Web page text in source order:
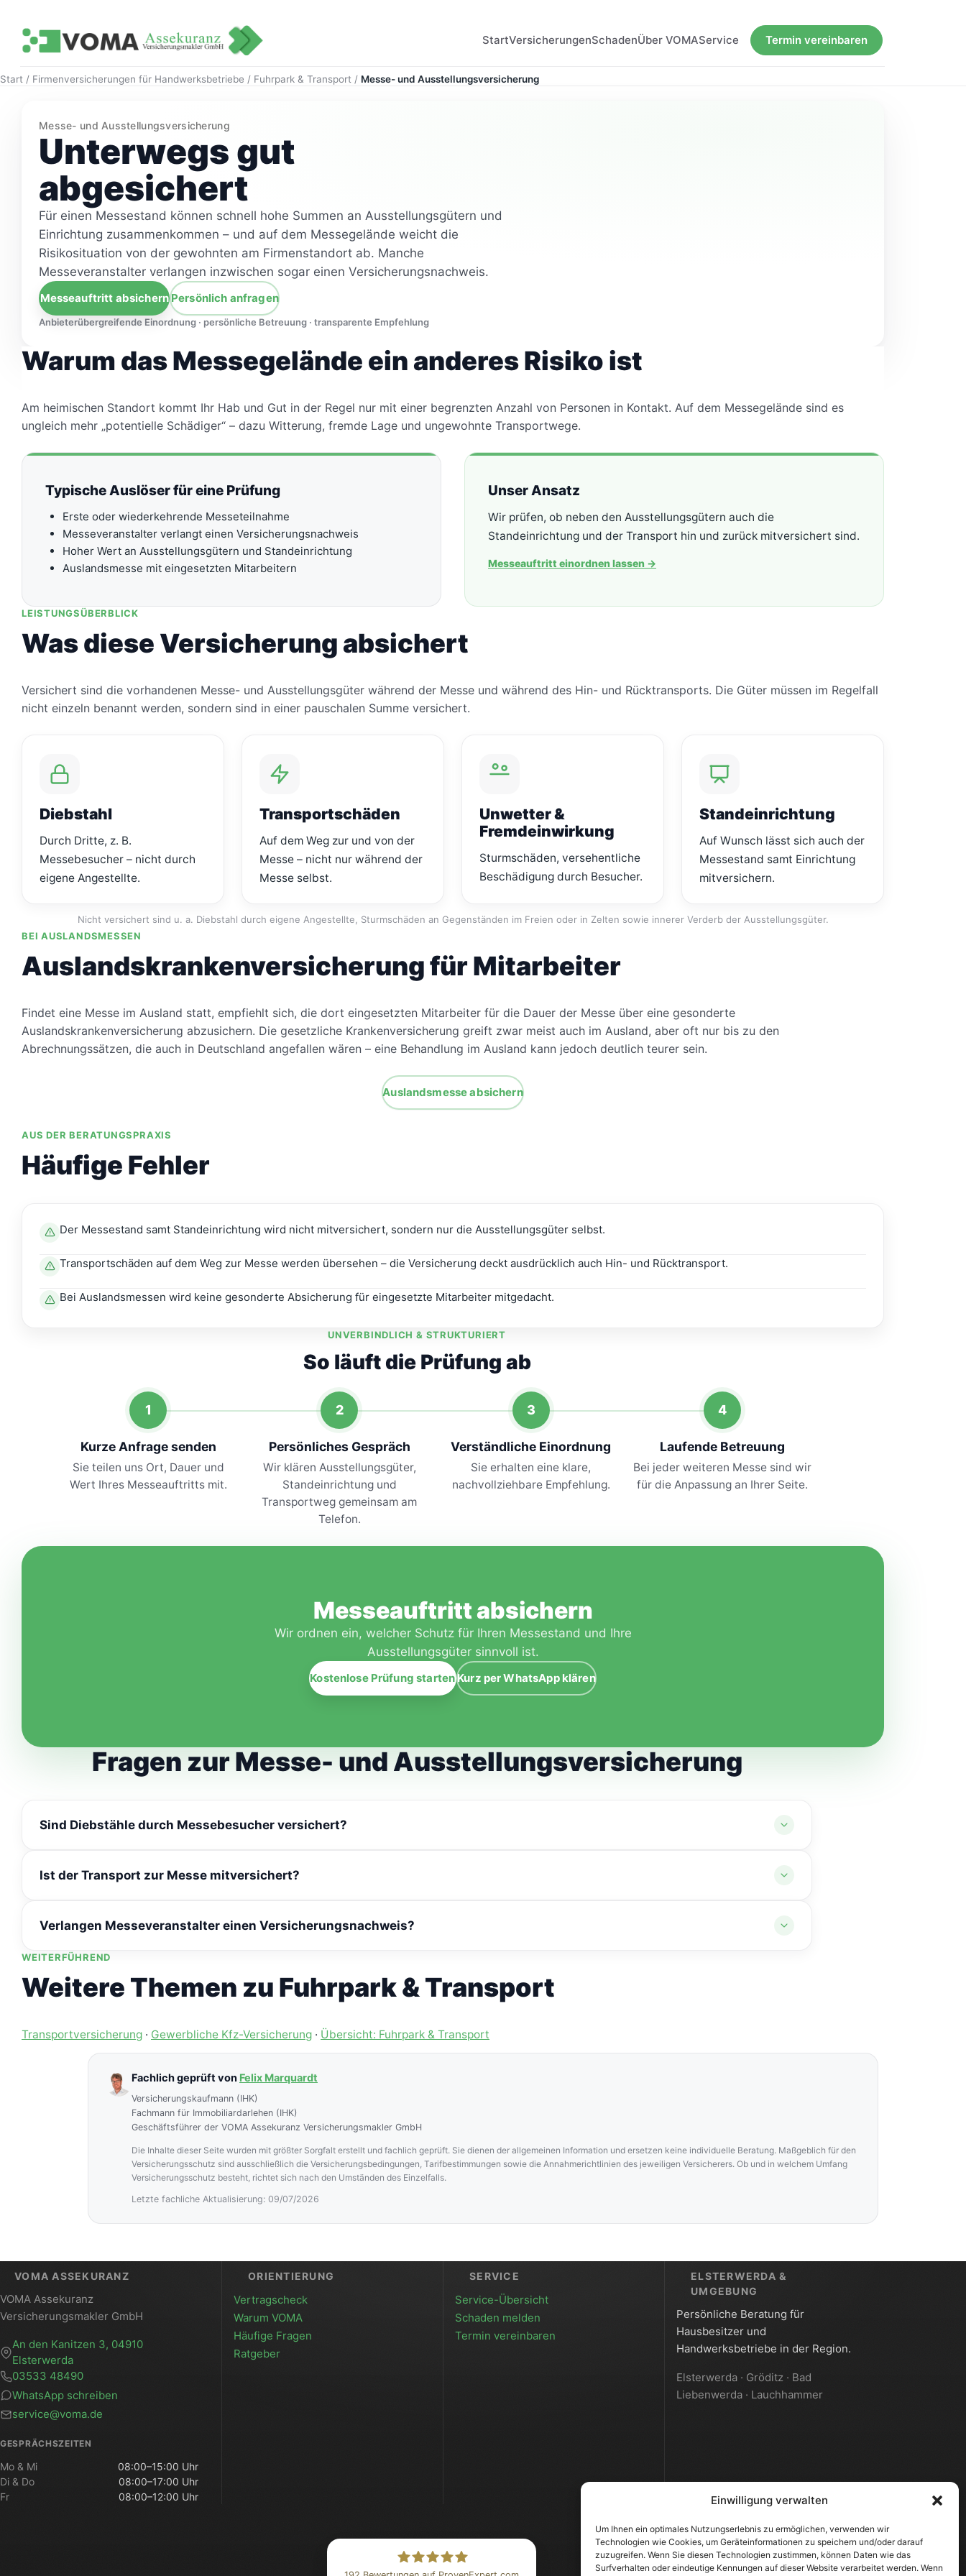
Einwilligung verwalten
Um Ihnen ein optimales Nutzungserlebnis zu ermöglichen, verwenden wir
Technologien wie Cookies, um Geräteinformationen zu speichern und/oder darauf
zuzugreifen. Wenn Sie diesen Technologien zustimmen, können Daten wie das
Surfverhalten oder eindeutige Kennungen auf dieser Website verarbeitet werden. Wenn
Inhalt
springen
StartVersicherungenSchadenÜber VOMAService Termin vereinbaren
Start / Firmenversicherungen für Handwerksbetriebe / Fuhrpark & Transport / Messe- und Ausstellungsversicherung
Messe- und Ausstellungsversicherung
Unterwegs gut
abgesichert
Für einen Messestand können schnell hohe Summen an Ausstellungsgütern und
Einrichtung zusammenkommen – und auf dem Messegelände weicht die
Risikosituation von der gewohnten am Firmenstandort ab. Manche
Messeveranstalter verlangen inzwischen sogar einen Versicherungsnachweis.
Messeauftritt absichernPersönlich anfragen
Anbieterübergreifende Einordnung · persönliche Betreuung · transparente Empfehlung
Warum das Messegelände ein anderes Risiko ist
Am heimischen Standort kommt Ihr Hab und Gut in der Regel nur mit einer begrenzten Anzahl von Personen in Kontakt. Auf dem Messegelände sind es
ungleich mehr „potentielle Schädiger“ – dazu Witterung, fremde Lage und ungewohnte Transportwege.
Typische Auslöser für eine Prüfung
Erste oder wiederkehrende Messeteilnahme
Messeveranstalter verlangt einen Versicherungsnachweis
Hoher Wert an Ausstellungsgütern und Standeinrichtung
Auslandsmesse mit eingesetzten Mitarbeitern
Unser Ansatz
Wir prüfen, ob neben den Ausstellungsgütern auch die
Standeinrichtung und der Transport hin und zurück mitversichert sind.
Messeauftritt einordnen lassen →
LEISTUNGSÜBERBLICK
Was diese Versicherung absichert
Versichert sind die vorhandenen Messe- und Ausstellungsgüter während der Messe und während des Hin- und Rücktransports. Die Güter müssen im Regelfall
nicht einzeln benannt werden, sondern sind in einer pauschalen Summe versichert.
Diebstahl
Durch Dritte, z. B.
Messebesucher – nicht durch
eigene Angestellte.
Transportschäden
Auf dem Weg zur und von der
Messe – nicht nur während der
Messe selbst.
Unwetter &
Fremdeinwirkung
Sturmschäden, versehentliche
Beschädigung durch Besucher.
Standeinrichtung
Auf Wunsch lässt sich auch der
Messestand samt Einrichtung
mitversichern.
Nicht versichert sind u. a. Diebstahl durch eigene Angestellte, Sturmschäden an Gegenständen im Freien oder in Zelten sowie innerer Verderb der Ausstellungsgüter.
BEI AUSLANDSMESSEN
Auslandskrankenversicherung für Mitarbeiter
Findet eine Messe im Ausland statt, empfiehlt sich, die dort eingesetzten Mitarbeiter für die Dauer der Messe über eine gesonderte
Auslandskrankenversicherung abzusichern. Die gesetzliche Krankenversicherung greift zwar meist auch im Ausland, aber oft nur bis zu den
Abrechnungssätzen, die auch in Deutschland angefallen wären – eine Behandlung im Ausland kann jedoch deutlich teurer sein.
Auslandsmesse absichern
AUS DER BERATUNGSPRAXIS
Häufige Fehler
Der Messestand samt Standeinrichtung wird nicht mitversichert, sondern nur die Ausstellungsgüter selbst.
Transportschäden auf dem Weg zur Messe werden übersehen – die Versicherung deckt ausdrücklich auch Hin- und Rücktransport.
Bei Auslandsmessen wird keine gesonderte Absicherung für eingesetzte Mitarbeiter mitgedacht.
UNVERBINDLICH & STRUKTURIERT
So läuft die Prüfung ab
1
Kurze Anfrage senden
Sie teilen uns Ort, Dauer und
Wert Ihres Messeauftritts mit.
2
Persönliches Gespräch
Wir klären Ausstellungsgüter,
Standeinrichtung und
Transportweg gemeinsam am
Telefon.
3
Verständliche Einordnung
Sie erhalten eine klare,
nachvollziehbare Empfehlung.
4
Laufende Betreuung
Bei jeder weiteren Messe sind wir
für die Anpassung an Ihrer Seite.
Messeauftritt absichern
Wir ordnen ein, welcher Schutz für Ihren Messestand und Ihre
Ausstellungsgüter sinnvoll ist.
Kostenlose Prüfung starten Kurz per WhatsApp klären
Fragen zur Messe- und Ausstellungsversicherung
Sind Diebstähle durch Messebesucher versichert?
ausgeschlossen ist.
Ist der Transport zur Messe mitversichert?
Rücktransports.
Verlangen Messeveranstalter einen Versicherungsnachweis?
Nicht immer, aber zunehmend häufiger – ein bestehender Versicherungsschutz kann Voraussetzung für die Standanmeldung sein.
WEITERFÜHREND
Weitere Themen zu Fuhrpark & Transport
Transportversicherung · Gewerbliche Kfz-Versicherung · Übersicht: Fuhrpark & Transport
Fachlich geprüft von Felix Marquardt
Versicherungskaufmann (IHK)
Fachmann für Immobiliardarlehen (IHK)
Geschäftsführer der VOMA Assekuranz Versicherungsmakler GmbH
Die Inhalte dieser Seite wurden mit größter Sorgfalt erstellt und fachlich geprüft. Sie dienen der allgemeinen Information und ersetzen keine individuelle Beratung. Maßgeblich für den
Versicherungsschutz sind ausschließlich die Versicherungsbedingungen, Tarifbestimmungen sowie die Annahmerichtlinien des jeweiligen Versicherers. Ob und in welchem Umfang
Versicherungsschutz besteht, richtet sich nach den Umständen des Einzelfalls.
Letzte fachliche Aktualisierung: 09/07/2026
VOMA ASSEKURANZ
VOMA Assekuranz
Versicherungsmakler GmbH
An den Kanitzen 3, 04910
Elsterwerda
03533 48490
WhatsApp schreiben
service@voma.de
GESPRÄCHSZEITEN
Mo & Mi
08:00–15:00 Uhr
Di & Do
08:00–17:00 Uhr
Fr
08:00–12:00 Uhr
ORIENTIERUNG
Vertragscheck
Warum VOMA
Häufige Fragen
Ratgeber
SERVICE
Service-Übersicht
Schaden melden
Termin vereinbaren
ELSTERWERDA &
UMGEBUNG
Persönliche Beratung für
Hausbesitzer und
Handwerksbetriebe in der Region.
Elsterwerda · Gröditz · Bad
Liebenwerda · Lauchhammer